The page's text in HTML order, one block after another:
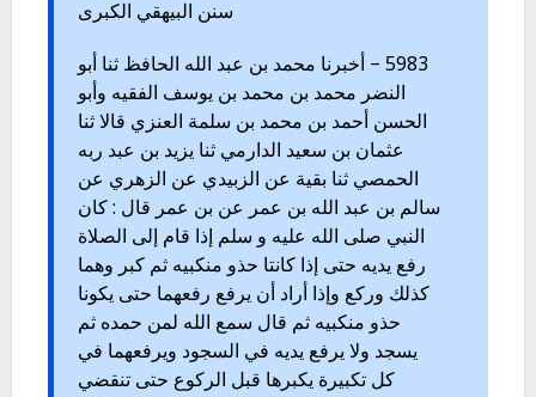
سنن البيهقي الكبرى
5983 – أخبرنا محمد بن عبد الله الحافظ ثنا أبو
النضر محمد بن محمد بن يوسف الفقيه وأبو
الحسن أحمد بن محمد بن سلمة العنزي قالا ثنا
عثمان بن سعيد الدارمي ثنا يزيد بن عبد ربه
الحمصي ثنا بقية عن الزبيدي عن الزهري عن
سالم بن عبد الله بن عمر عن بن عمر قال : كان
النبي صلى الله عليه و سلم إذا قام إلى الصلاة
رفع يديه حتى إذا كانتا حذو منكبيه ثم كبر وهما
كذلك وركع وإذا أراد أن يرفع رفعهما حتى يكونا
حذو منكبيه ثم قال سمع الله لمن حمده ثم
يسجد ولا يرفع يديه في السجود ويرفعهما في
كل تكبيرة يكبرها قبل الركوع حتى تنقضي